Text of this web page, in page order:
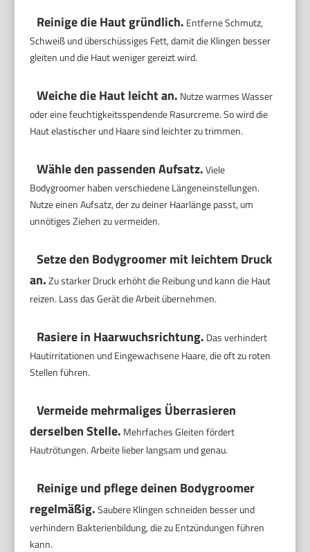
Reinige die Haut gründlich. Entferne Schmutz,
Schweiß und überschüssiges Fett, damit die Klingen besser
gleiten und die Haut weniger gereizt wird.
Weiche die Haut leicht an. Nutze warmes Wasser
oder eine feuchtigkeitsspendende Rasurcreme. So wird die
Haut elastischer und Haare sind leichter zu trimmen.
Wähle den passenden Aufsatz.Viele
Bodygroomer haben verschiedene Längeneinstellungen.
Nutze einen Aufsatz, der zu deiner Haarlänge passt, um
unnötiges Ziehen zu vermeiden.
Setze den Bodygroomer mit leichtem Druck
an.Zu starker Druck erhöht die Reibung und kann die Haut
reizen. Lass das Gerät die Arbeit übernehmen.
Rasiere in Haarwuchsrichtung. Das verhindert
Hautirritationen und Eingewachsene Haare, die oft zu roten
Stellen führen.
Vermeide mehrmaliges Überrasieren
derselben Stelle. Mehrfaches Gleiten fördert
Hautrötungen. Arbeite lieber langsam und genau.
Reinige und pflege deinen Bodygroomer
regelmäßig.Saubere Klingen schneiden besser und
verhindern Bakterienbildung, die zu Entzündungen führen
kann.